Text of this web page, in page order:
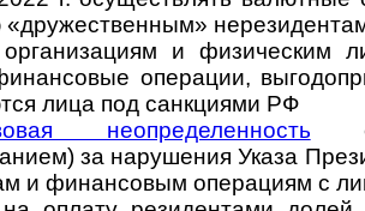
организациям и физическим
опе­ра­ции,
лица под санк­циями РФ
неопределенность с
за нару­ше­ния Указа
и финан­со­вым опе­ра­циям с